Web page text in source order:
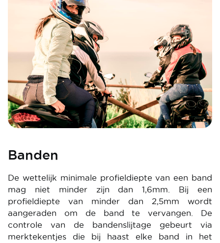
Banden
De wettelijk minimale profieldiepte van een band
mag niet minder zijn dan 1,6mm. Bij een
profieldiepte van minder dan 2,5mm wordt
aangeraden om de band te vervangen. De
controle van de bandenslijtage gebeurt via
merktekentjes die bij haast elke band in het